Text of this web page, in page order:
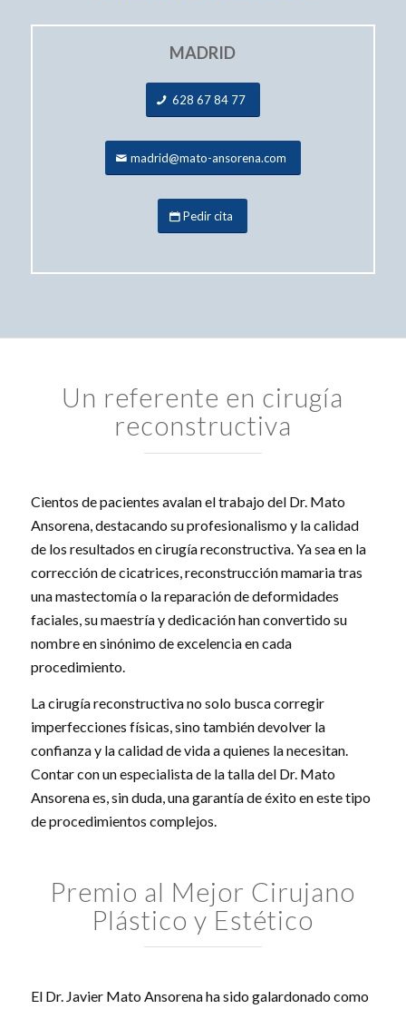
MADRID
628 67 84 77
madrid@mato-ansorena.com
Pedir cita
Un referente en cirugía
reconstructiva
Cientos de pacientes avalan el trabajo del Dr. Mato
Ansorena, destacando su profesionalismo y la calidad
de los resultados en cirugía reconstructiva. Ya sea en la
corrección de cicatrices, reconstrucción mamaria tras
una mastectomía o la reparación de deformidades
faciales, su maestría y dedicación han convertido su
nombre en sinónimo de excelencia en cada
procedimiento.
La cirugía reconstructiva no solo busca corregir
imperfecciones físicas, sino también devolver la
confianza y la calidad de vida a quienes la necesitan.
Contar con un especialista de la talla del Dr. Mato
Ansorena es, sin duda, una garantía de éxito en este tipo
de procedimientos complejos.
Premio al Mejor Cirujano
Plástico y Estético
El Dr. Javier Mato Ansorena ha sido galardonado como